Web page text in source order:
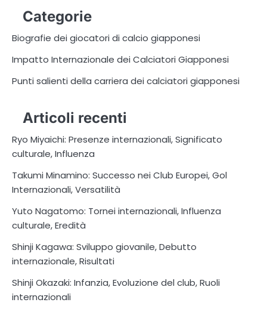
Categorie
Biografie dei giocatori di calcio giapponesi
Impatto Internazionale dei Calciatori Giapponesi
Punti salienti della carriera dei calciatori giapponesi
Articoli recenti
Ryo Miyaichi: Presenze internazionali, Significato
culturale, Influenza
Takumi Minamino: Successo nei Club Europei, Gol
Internazionali, Versatilità
Yuto Nagatomo: Tornei internazionali, Influenza
culturale, Eredità
Shinji Kagawa: Sviluppo giovanile, Debutto
internazionale, Risultati
Shinji Okazaki: Infanzia, Evoluzione del club, Ruoli
internazionali